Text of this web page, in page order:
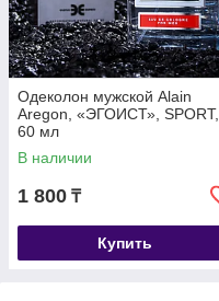
Одеколон мужской Alain
Aregon, «ЭГОИСТ», SPORT,
60 мл
В наличии
1 800 ₸
Купить